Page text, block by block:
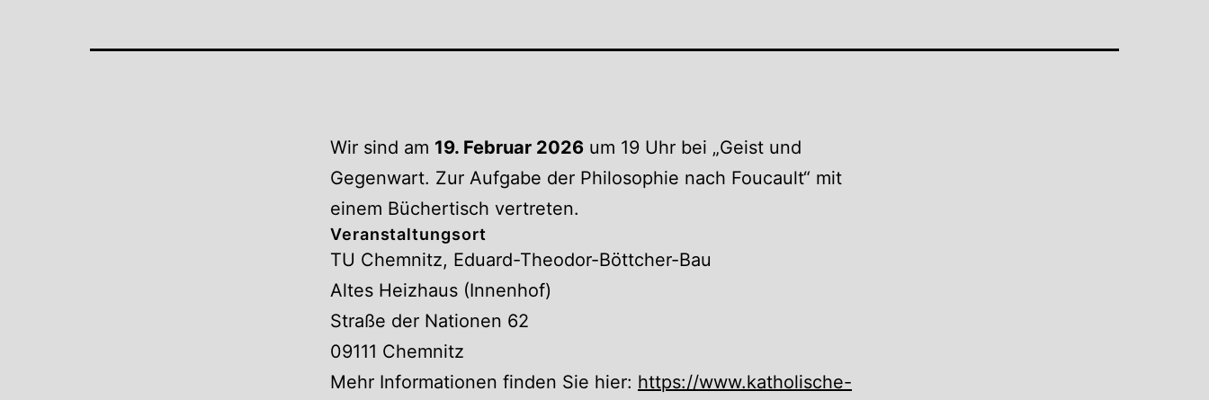
Wir sind am 19. Februar 2026 um 19 Uhr bei „Geist und
Gegenwart. Zur Aufgabe der Philosophie nach Foucault“ mit
einem Büchertisch vertreten.
Veranstaltungsort
TU Chemnitz, Eduard-Theodor-Böttcher-Bau
Altes Heizhaus (Innenhof)
Straße der Nationen 62
09111 Chemnitz
Mehr Informationen finden Sie hier: https://www.katholische-